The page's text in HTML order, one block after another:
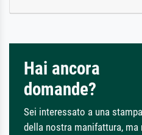
Hai ancora
domande?
Sei interessato a una
della nostra manifattura, ma